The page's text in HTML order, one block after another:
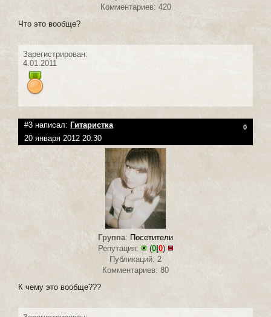
Комментариев: 420
Что это вообще?
Зарегистрирован:
4.01.2011
#3 написал: Гитаристка 0
20 января 2012 20:30
Группа: Посетители
Репутация:
(0| 0)
Публикаций: 2
Комментариев: 80
К чему это вообще???